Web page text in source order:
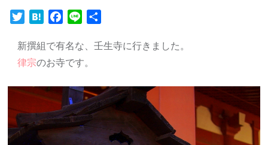
TwitterHatenaFacebook
Line
新撰組で有名な、壬生寺に行きました。
律宗のお寺です。